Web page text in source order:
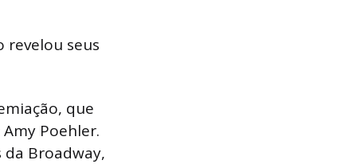
seus
que
Poehler.
Broadway,